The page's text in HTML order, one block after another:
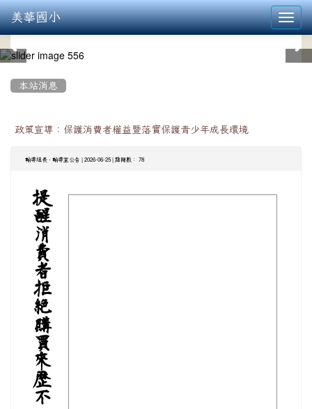
美華國小
本站消息
政策宣導：保護消費者權益暨落實保護青少年成長環境
輔導組長 - 輔導室公告 | 2026-06-25 | 點閱數： 78
提
醒
消
費
者
拒
絕
購
買
來
歷
不